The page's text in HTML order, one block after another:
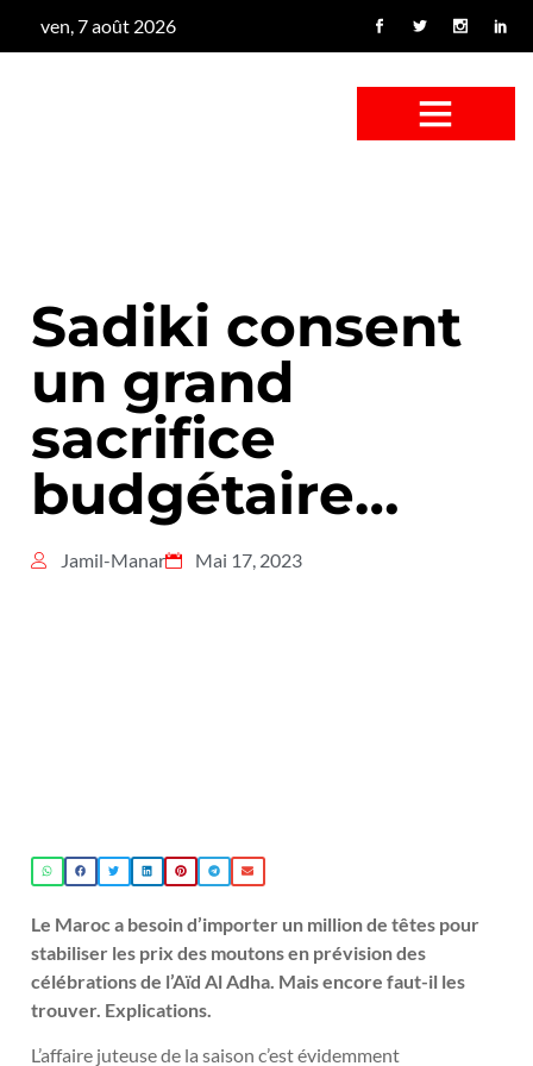
ven, 7 août 2026
Sadiki consent
un grand
sacrifice
budgétaire…
Jamil-Manar Mai 17, 2023
Le Maroc a besoin d’importer un million de têtes pour
stabiliser les prix des moutons en prévision des
célébrations de l’Aïd Al Adha. Mais encore faut-il les
trouver. Explications.
L’affaire juteuse de la saison c’est évidemment